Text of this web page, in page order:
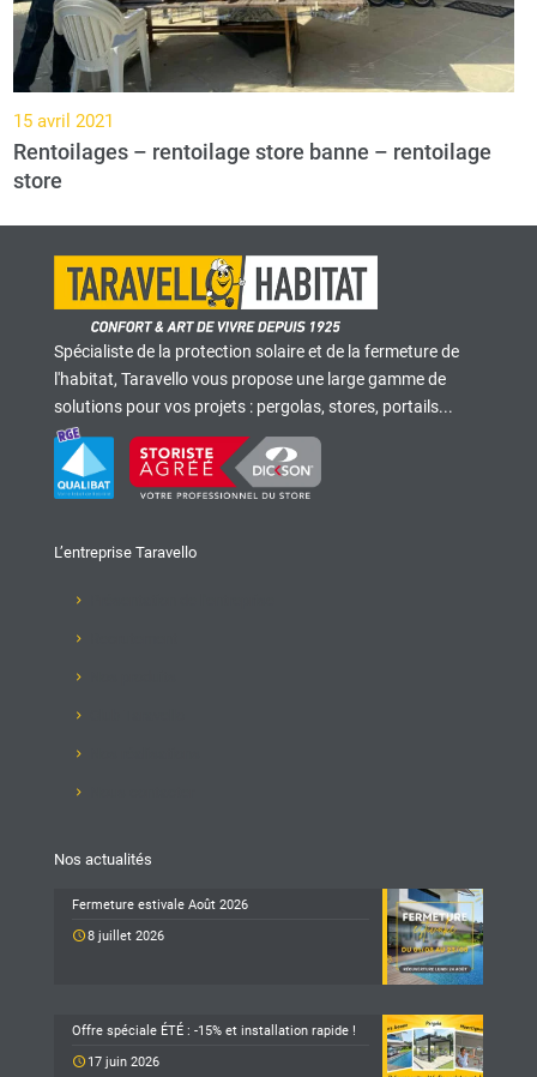
15 avril 2021
Rentoilages – rentoilage store banne – rentoilage
store
Spécialiste de la protection solaire et de la fermeture de
l'habitat, Taravello vous propose une large gamme de
solutions pour vos projets : pergolas, stores, portails...
L’entreprise Taravello
Nos actualités
Fermeture estivale Août 2026
8 juillet 2026
Offre spéciale ÉTÉ : -15% et installation rapide !
17 juin 2026